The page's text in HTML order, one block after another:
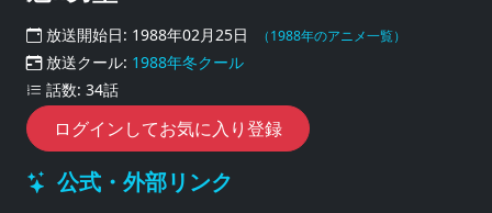
放送開始日: 1988年02月25日 （1988年のアニメ一覧）
放送クール: 1988年冬クール
話数: 34話
ログインしてお気に入り登録
公式・外部リンク